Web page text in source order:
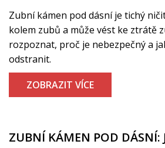
Zubní kámen pod dásní je tichý
kolem zubů a může vést ke ztrátě
rozpoznat, proč je nebezpečný a
odstranit.
ZOBRAZIT VÍCE
ZUBNÍ KÁMEN POD DÁSNÍ: